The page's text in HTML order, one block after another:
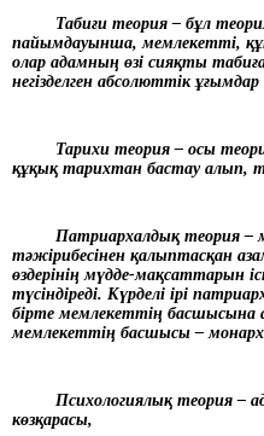
Табиғи теория – бұл
пайымдауынша, мемлекетті,
олар адамның өзі сияқты
негізделген абсолюттік
Тарихи теория – осы
құқық тарихтан бастау алып,
Патриархалдық теория –
тәжірибесінен қалыптасқан
өздерінің мүдде-мақсаттарын
түсіндіреді. Күрделі ірі
бірте мемлекеттің басшысына
мемлекеттің басшысы –
Психологиялық теория –
көзқарасы,